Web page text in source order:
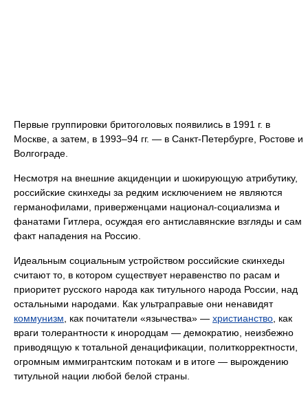
Первые группировки бритоголовых появились в 1991 г. в
Москве, а затем, в 1993–94 гг. — в Санкт-Петербурге, Ростове и
Волгограде.
Несмотря на внешние акциденции и шокирующую атрибутику,
российские скинхеды за редким исключением не являются
германофилами, приверженцами национал-социализма и
фанатами Гитлера, осуждая его антиславянские взгляды и сам
факт нападения на Россию.
Идеальным социальным устройством российские скинхеды
считают то, в котором существует неравенство по расам и
приоритет русского народа как титульного народа России, над
остальными народами. Как ультраправые они ненавидят
коммунизм , как почитатели «язычества» — христианство , как
враги толерантности к инородцам — демократию, неизбежно
приводящую к тотальной денацификации, политкорректности,
огромным иммигрантским потокам и в итоге — вырождению
титульной нации любой белой страны.